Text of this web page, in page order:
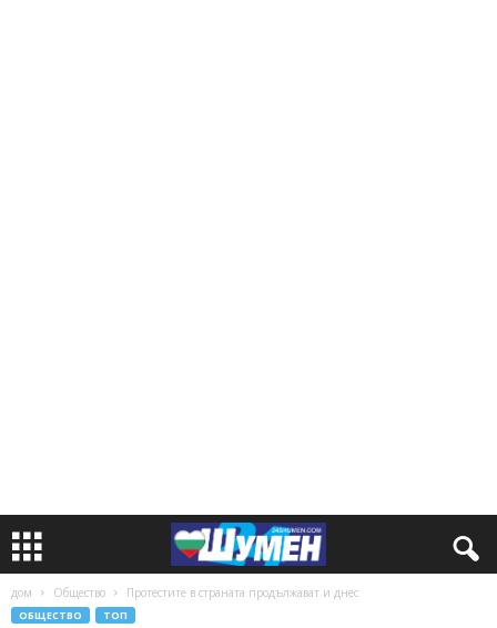
дом Общество Протестите в страната продължават и днес
ОБЩЕСТВО ТОП